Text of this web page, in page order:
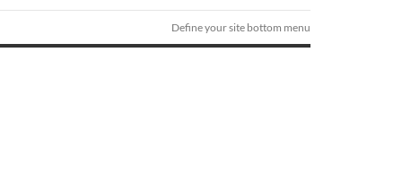
Define your site bottom menu